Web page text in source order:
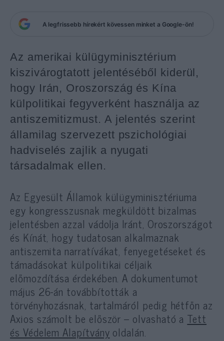
A legfrissebb hírekért kövessen minket a Google-ön!
Az amerikai külügyminisztérium
kiszivárogtatott jelentéséből kiderül,
hogy Irán, Oroszország és Kína
külpolitikai fegyverként használja az
antiszemitizmust. A jelentés szerint
államilag szervezett pszichológiai
hadviselés zajlik a nyugati
társadalmak ellen.
Az Egyesült Államok külügyminisztériuma
egy kongresszusnak megküldött bizalmas
jelentésben azzal vádolja Iránt, Oroszországot
és Kínát, hogy tudatosan alkalmaznak
antiszemita narratívákat, fenyegetéseket és
támadásokat külpolitikai céljaik
előmozdítása érdekében. A dokumentumot
május 26-án továbbították a
törvényhozásnak, tartalmáról pedig hétfőn az
Axios számolt be először – olvasható a Tett
és Védelem Alapítvány oldalán.